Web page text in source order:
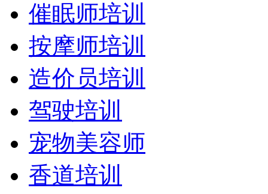
催眠师培训
按摩师培训
造价员培训
驾驶培训
宠物美容师
香道培训